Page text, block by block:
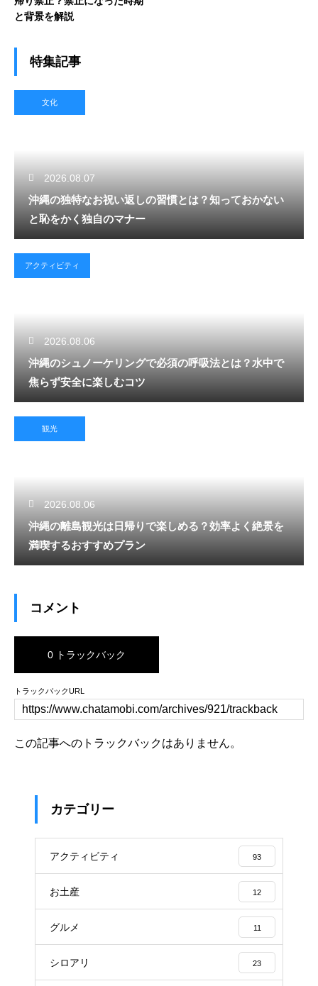
と背景を解説
特集記事
文化
2026.08.07
沖縄の独特なお祝い返しの習慣とは？知っておかない
と恥をかく独自のマナー
アクティビティ
2026.08.06
沖縄のシュノーケリングで必須の呼吸法とは？水中で
焦らず安全に楽しむコツ
観光
2026.08.06
沖縄の離島観光は日帰りで楽しめる？効率よく絶景を
満喫するおすすめプラン
コメント
0 トラックバック
トラックバックURL
この記事へのトラックバックはありません。
カテゴリー
アクティビティ 93
お土産 12
グルメ 11
シロアリ 23